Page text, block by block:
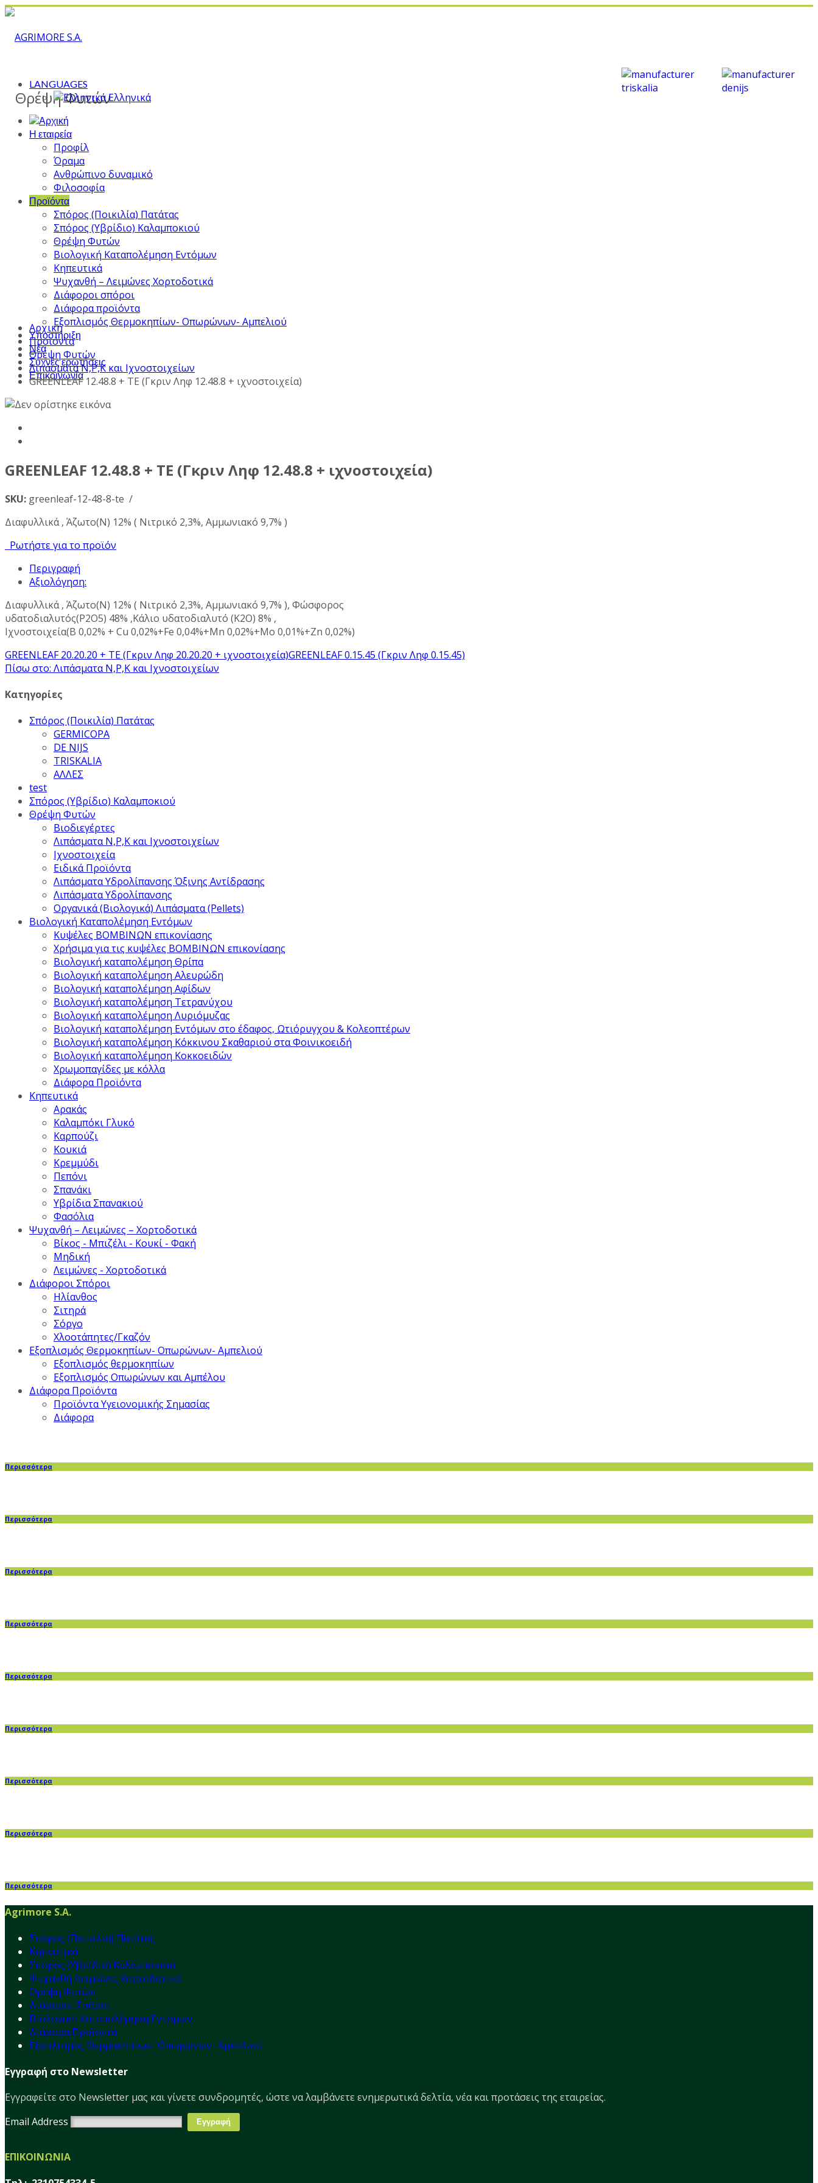
LANGUAGES
Ελληνικά
Η εταιρεία
Προφίλ
Όραμα
Ανθρώπινο δυναμικό
Φιλοσοφία
Προϊόντα
Σπόρος (Ποικιλία) Πατάτας
Σπόρος (Υβρίδιο) Καλαμποκιού
Θρέψη Φυτών
Βιολογική Καταπολέμηση Εντόμων
Κηπευτικά
Ψυχανθή – Λειμώνες Χορτοδοτικά
Διάφοροι σπόροι
Διάφορα προϊόντα
Εξοπλισμός Θερμοκηπίων- Οπωρώνων- Αμπελιού
Υποστήριξη
Νέα
Συχνές ερωτήσεις
Επικοινωνία
Θρέψη Φυτών
Αρχική
Προϊόντα
Θρέψη Φυτών
Λιπάσματα Ν,Ρ,Κ και Ιχνοστοιχείων
GREENLEAF 12.48.8 + TE (Γκριν Ληφ 12.48.8 + ιχνοστοιχεία)
GREENLEAF 12.48.8 + TE (Γκριν Ληφ 12.48.8 + ιχνοστοιχεία)
SKU: greenleaf-12-48-8-te /
Διαφυλλικά , Άζωτο(Ν) 12% ( Νιτρικό 2,3%, Αμμωνιακό 9,7% )
Ρωτήστε για το προϊόν
Περιγραφή
Αξιολόγηση:
Διαφυλλικά , Άζωτο(Ν) 12% ( Νιτρικό 2,3%, Αμμωνιακό 9,7% ), Φώσφορος
υδατοδιαλυτός(P2O5) 48% ,Κάλιο υδατοδιαλυτό (Κ2Ο) 8% ,
Ιχνοστοιχεία(B 0,02% + Cu 0,02%+Fe 0,04%+Mn 0,02%+Mo 0,01%+Zn 0,02%)
GREENLEAF 20.20.20 + ΤΕ (Γκριν Ληφ 20.20.20 + ιχνοστοιχεία)GREENLEAF 0.15.45 (Γκριν Ληφ 0.15.45)
Πίσω στο: Λιπάσματα Ν,Ρ,Κ και Ιχνοστοιχείων
Κατηγορίες
Σπόρος (Ποικιλία) Πατάτας
GERMICOPA
DE NIJS
TRISKALIA
ΑΛΛΕΣ
test
Σπόρος (Υβρίδιο) Καλαμποκιού
Θρέψη Φυτών
Βιοδιεγέρτες
Λιπάσματα Ν,Ρ,Κ και Ιχνοστοιχείων
Ιχνοστοιχεία
Ειδικά Προϊόντα
Λιπάσματα Υδρολίπανσης Όξινης Αντίδρασης
Λιπάσματα Υδρολίπανσης
Οργανικά (Βιολογικά) Λιπάσματα (Pellets)
Βιολογική Καταπολέμηση Εντόμων
Κυψέλες ΒΟΜΒΙΝΩΝ επικονίασης
Χρήσιμα για τις κυψέλες ΒΟΜΒΙΝΩΝ επικονίασης
Βιολογική καταπολέμηση Θρίπα
Βιολογική καταπολέμηση Αλευρώδη
Βιολογική καταπολέμηση Αφίδων
Βιολογική καταπολέμηση Τετρανύχου
Βιολογική καταπολέμηση Λυριόμυζας
Βιολογική καταπολέμηση Εντόμων στο έδαφος, Ωτιόρυγχου & Κολεοπτέρων
Βιολογική καταπολέμηση Κόκκινου Σκαθαριού στα Φοινικοειδή
Βιολογική καταπολέμηση Κοκκοειδών
Χρωμοπαγίδες με κόλλα
Διάφορα Προϊόντα
Κηπευτικά
Αρακάς
Καλαμπόκι Γλυκό
Καρπούζι
Κουκιά
Κρεμμύδι
Πεπόνι
Σπανάκι
Υβρίδια Σπανακιού
Φασόλια
Ψυχανθή – Λειμώνες – Χορτοδοτικά
Βίκος - Μπιζέλι - Κουκί - Φακή
Μηδική
Λειμώνες - Χορτοδοτικά
Διάφοροι Σπόροι
Ηλίανθος
Σιτηρά
Σόργο
Χλοοτάπητες/Γκαζόν
Εξοπλισμός Θερμοκηπίων- Οπωρώνων- Αμπελιού
Εξοπλισμός θερμοκηπίων
Εξοπλισμός Οπωρώνων και Αμπέλου
Διάφορα Προϊόντα
Προϊόντα Υγειονομικής Σημασίας
Διάφορα
Περισσότερα
Περισσότερα
Περισσότερα
Περισσότερα
Περισσότερα
Περισσότερα
Περισσότερα
Περισσότερα
Περισσότερα
Agrimore S.A.
Σπόρος (Ποικιλία) Πατάτας
Κηπευτικά
Σπόρος (Υβρίδιο) Καλαμποκιού
Ψυχανθή Λειμώνες Χορτοδοτικά
Θρέψη Φυτών
Διάφοροι Σπόροι
Βιολογική Καταπολέμηση Εντόμων
Διάφορα Προϊόντα
Εξοπλισμός Θερμοκηπίων- Οπωρώνων- Αμπελιού
Εγγραφή στο Newsletter
Εγγραφείτε στο Νewsletter μας και γίνετε συνδρομητές, ώστε να λαμβάνετε ενημερωτικά δελτία, νέα και προτάσεις της εταιρείας.
Email Address
ΕΠΙΚΟΙΝΩΝΙΑ